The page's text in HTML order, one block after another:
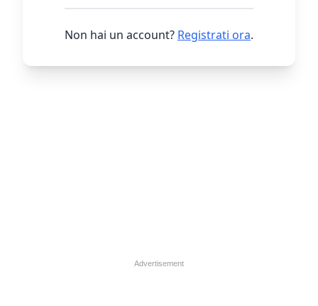
Non hai un account? Registrati ora.